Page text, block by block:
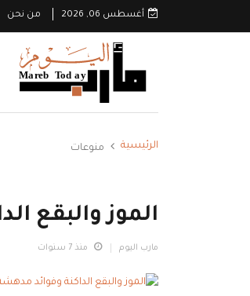
أغسطس 06, 2026 من نحن
الرئيسية منوعات
الموز والبقع
مارب اليوم منذ 7 سنوات